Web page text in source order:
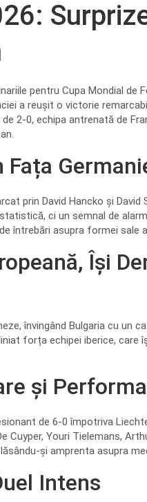
pentru Cupa Mondial de
a reușit o victorie
2-0, echipa antrenată de
prin David Hancko și
ci un semnal de
întrebări asupra formei sale
Își
învingând Bulgaria cu un
forța echipei iberice, care
și
de 6-0 împotriva
Youri Tielemans,
și amprenta asupra
Intens